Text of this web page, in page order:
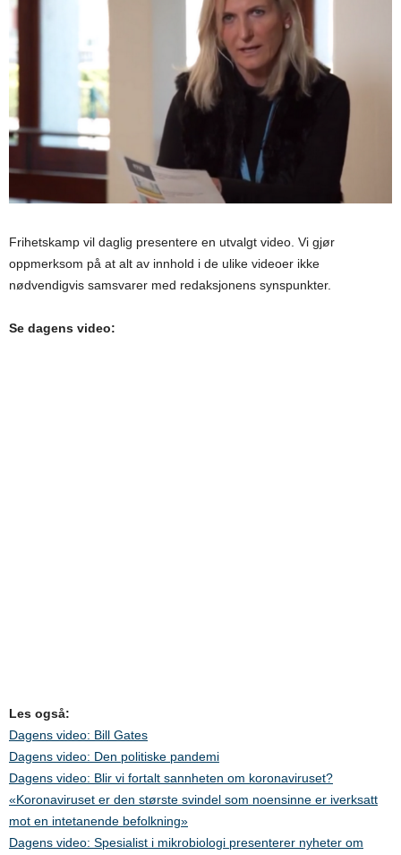
Frihetskamp vil daglig presentere en utvalgt video. Vi gjør
oppmerksom på at alt av innhold i de ulike videoer ikke
nødvendigvis samsvarer med redaksjonens synspunkter.
Se dagens video:
Les også:
Dagens video: Bill Gates
Dagens video: Den politiske pandemi
Dagens video: Blir vi fortalt sannheten om koronaviruset?
«Koronaviruset er den største svindel som noensinne er iverksatt
mot en intetanende befolkning»
Dagens video: Spesialist i mikrobiologi presenterer nyheter om